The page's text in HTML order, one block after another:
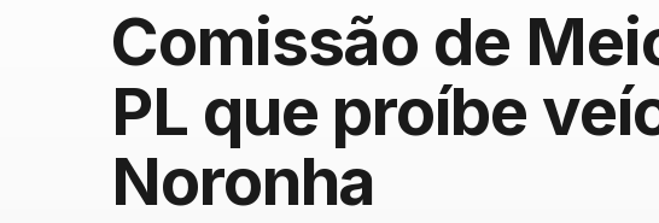
Comissão de
PL que proíbe
Noronha